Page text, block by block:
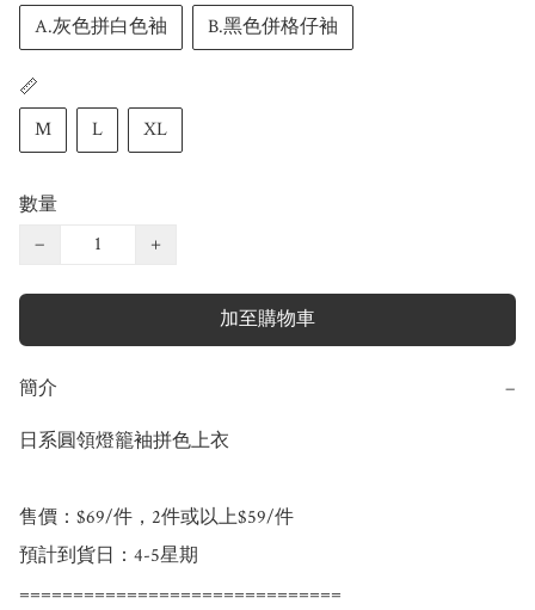
A.灰色拼白色袖
B.黑色併格仔袖
📏
M
L XL
數量
−
+
加至購物車
簡介 −
日系圓領燈籠袖拼色上衣
售價：$69/件，2件或以上$59/件
預計到貨日：4-5星期
==============================